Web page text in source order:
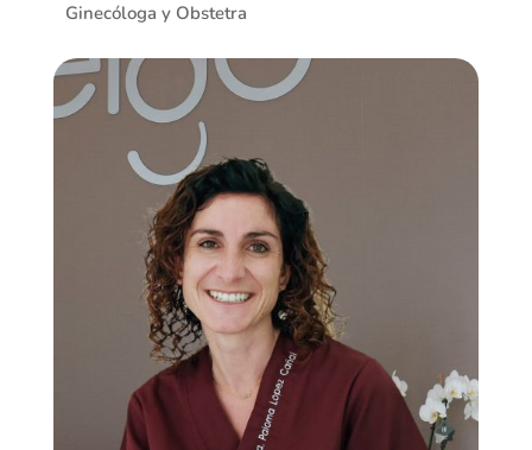
Ginecóloga y Obstetra
Ver CV